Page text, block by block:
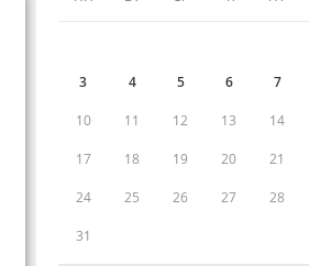
3 4 5 6 7
10 11 12 13 14
17 18 19 20 21
24 25 26 27 28
31